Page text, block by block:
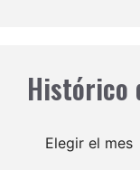
Histórico
Archivos